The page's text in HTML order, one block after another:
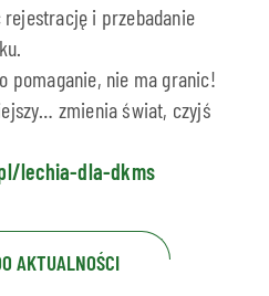
i przebadanie
pomaganie, nie ma granic!
zmienia świat, czyjś
lechia-dla-dkms
AKTUALNOŚCI